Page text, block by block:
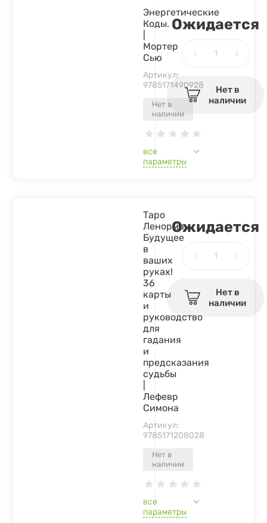
Нет в
наличии
Энергетические
Коды.
Мортер
Сью
Артикул:
9785171490928
все
параметры
Ожидается
Нет в
наличии
Нет в
наличии
Таро
Ленорман.
Будущее
в
ваших
руках!
36
карты
и
руководство
для
гадания
и
предсказания
судьбы
Лефевр
Симона
Артикул:
9785171208028
все
параметры
Ожидается
Нет в
наличии